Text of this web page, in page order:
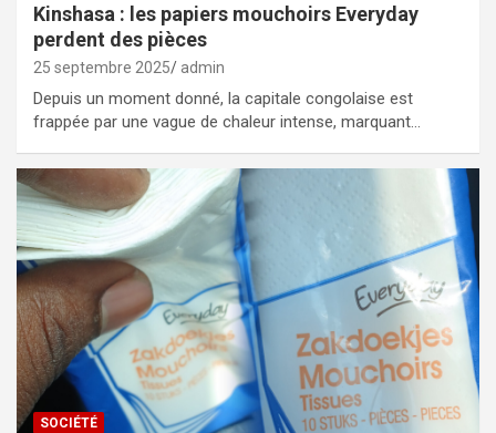
Kinshasa : les papiers mouchoirs Everyday
perdent des pièces
25 septembre 2025 admin
Depuis un moment donné, la capitale congolaise est
frappée par une vague de chaleur intense, marquant…
SOCIÉTÉ